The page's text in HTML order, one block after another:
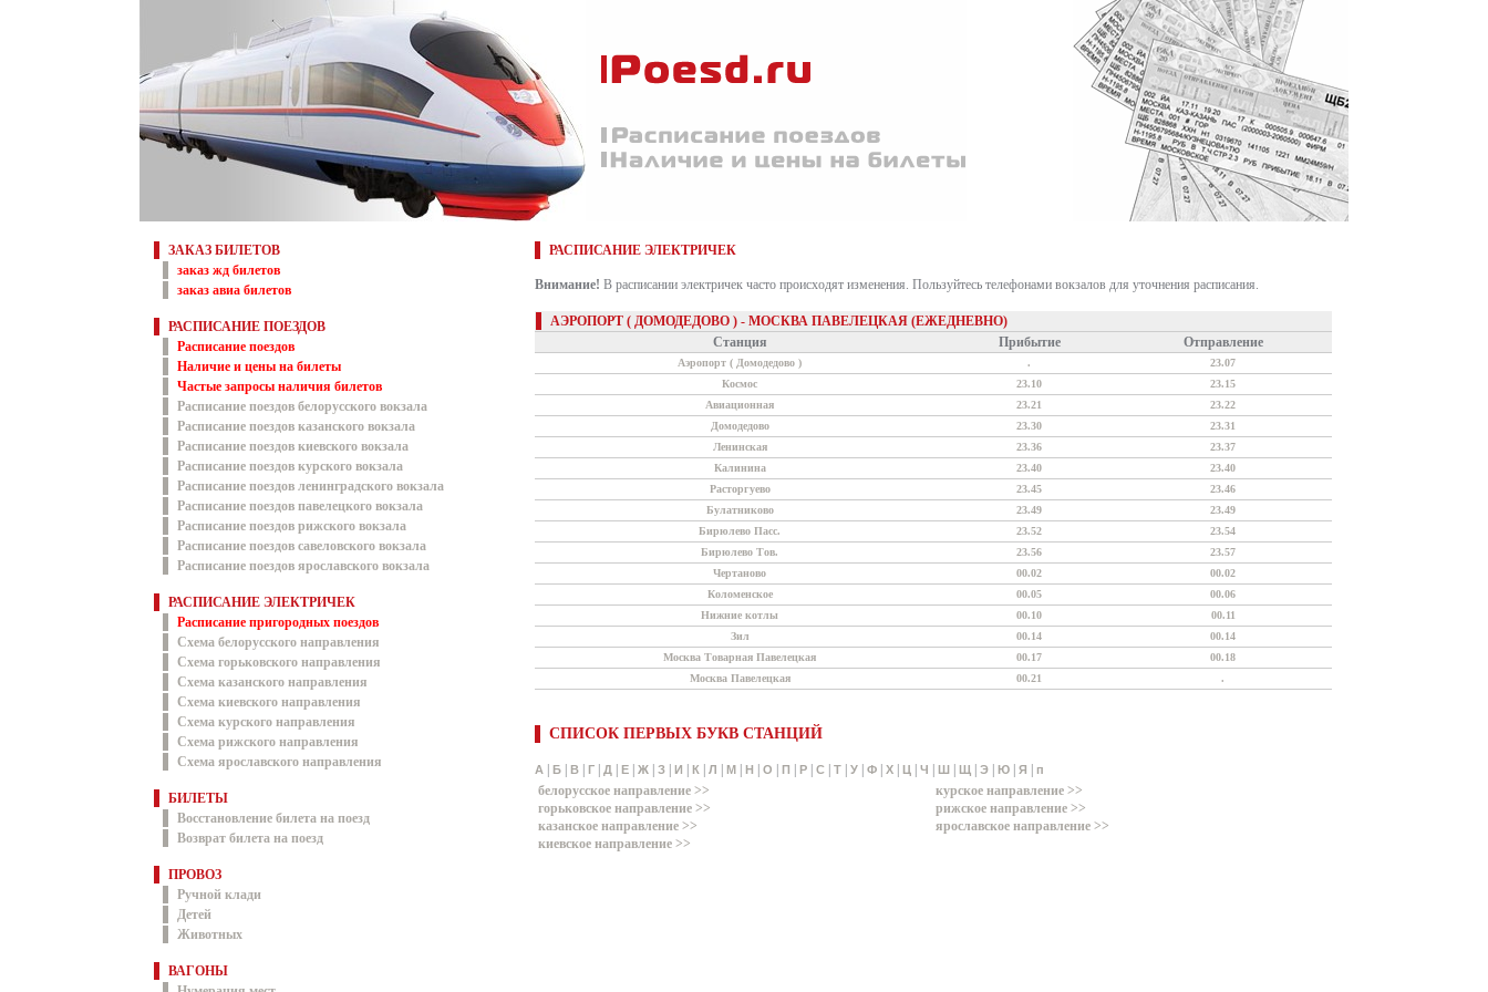
ЗАКАЗ БИЛЕТОВ
заказ жд билетов
заказ авиа билетов
РАСПИСАНИЕ ПОЕЗДОВ
Расписание поездов
Наличие и цены на билеты
Частые запросы наличия билетов
Расписание поездов белорусского вокзала
Расписание поездов казанского вокзала
Расписание поездов киевского вокзала
Расписание поездов курского вокзала
Расписание поездов ленинградского вокзала
Расписание поездов павелецкого вокзала
Расписание поездов рижского вокзала
Расписание поездов савеловского вокзала
Расписание поездов ярославского вокзала
РАСПИСАНИЕ ЭЛЕКТРИЧЕК
Расписание пригородных поездов
Схема белорусского направления
Схема горьковского направления
Схема казанского направления
Схема киевского направления
Схема курского направления
Схема рижского направления
Схема ярославского направления
БИЛЕТЫ
Восстановление билета на поезд
Возврат билета на поезд
ПРОВОЗ
Ручной клади
Детей
Животных
ВАГОНЫ
РАСПИСАНИЕ ЭЛЕКТРИЧЕК
Внимание! В расписании электричек часто происходят изменения. Пользуйтесь телефонами вокзалов для уточнения расписания.
АЭРОПОРТ ( ДОМОДЕДОВО ) - МОСКВА ПАВЕЛЕЦКАЯ (ЕЖЕДНЕВНО)
Станция
Прибытие Отправление
Аэропорт ( Домодедово ) .
23.07
Космос
23.10
23.15
Авиационная
23.21
23.22
Домодедово
23.30
23.31
Ленинская
23.36
23.37
Калинина
23.40
23.40
Расторгуево
23.45
23.46
Булатниково
23.49
23.49
Бирюлево Пасс.
23.52
23.54
Бирюлево Тов.
23.56
23.57
Чертаново
00.02
00.02
Коломенское
00.05
00.06
Нижние котлы
00.10
00.11
Зил
00.14
00.14
Москва Товарная Павелецкая
00.17
00.18
Москва Павелецкая
00.21 .
СПИСОК ПЕРВЫХ БУКВ СТАНЦИЙ
А Б В Г Д Е Ж З И К Л М Н О П Р С Т У Ф Х Ц Ч Ш Щ Э Ю Я п
белорусское направление >>
горьковское направление >>
казанское направление >>
киевское направление >>
курское направление >>
рижское направление >>
ярославское направление >>